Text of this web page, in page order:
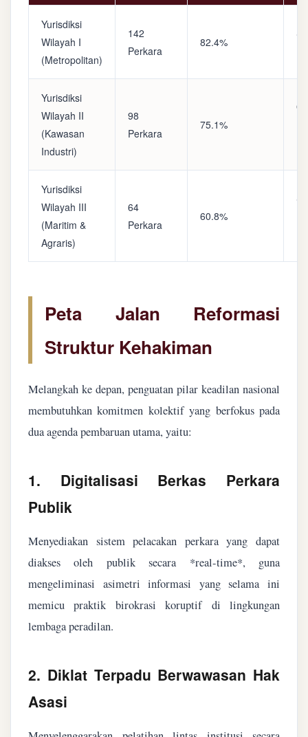
Yurisdiksi
Wilayah I
(Metropolitan)
142
Perkara
82.4%
Yurisdiksi
Wilayah II
(Kawasan
Industri)
98
Perkara
75.1%
Yurisdiksi
Wilayah III
(Maritim &
Agraris)
64
Perkara
60.8%
Peta Jalan Reformasi
Struktur Kehakiman
Melangkah ke depan, penguatan pilar keadilan nasional
membutuhkan komitmen kolektif yang berfokus pada
dua agenda pembaruan utama, yaitu:
1. Digitalisasi Berkas Perkara
Publik
Menyediakan sistem pelacakan perkara yang dapat
diakses oleh publik secara *real-time*, guna
mengeliminasi asimetri informasi yang selama ini
memicu praktik birokrasi koruptif di lingkungan
lembaga peradilan.
2. Diklat Terpadu Berwawasan Hak
Asasi